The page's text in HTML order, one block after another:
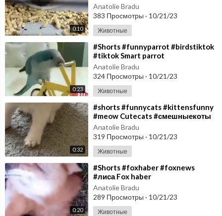
0:10
Anatolie Bradu
383 Просмотры · 10/21/23
Животные
0:23
⁣#Shorts #funnyparrot #birdstiktok
#tiktok Smart parrot
Anatolie Bradu
324 Просмотры · 10/21/23
Животные
0:32
⁣#shorts #funnycats #kittensfunny
#meow Cutecats #смешныекоты
Anatolie Bradu
319 Просмотры · 10/21/23
Животные
0:20
⁣#Shorts #foxhaber #foxnews
#лиса Fox haber
Anatolie Bradu
289 Просмотры · 10/21/23
Животные